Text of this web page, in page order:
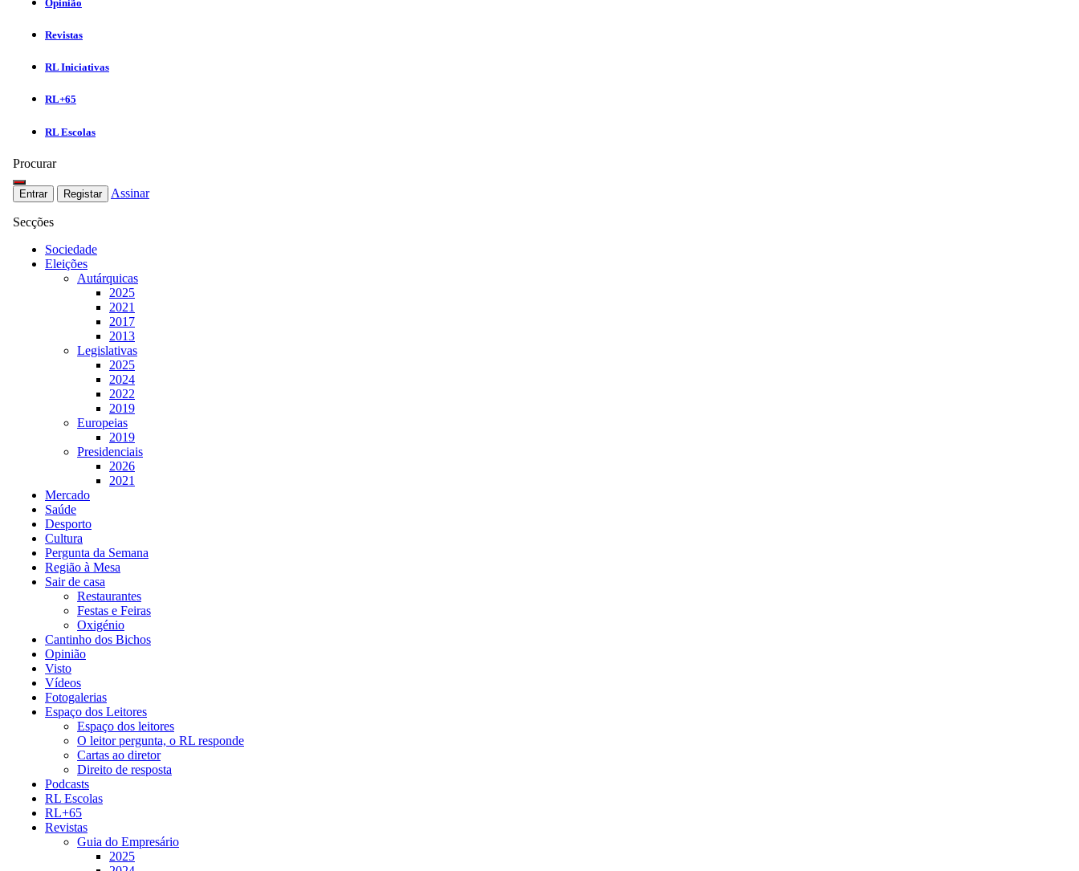
Opinião
Revistas
RL Iniciativas
RL+65
RL Escolas
Procurar
Entrar Registar Assinar
Secções
Sociedade
Eleições
Autárquicas
2025
2021
2017
2013
Legislativas
2025
2024
2022
2019
Europeias
2019
Presidenciais
2026
2021
Mercado
Saúde
Desporto
Cultura
Pergunta da Semana
Região à Mesa
Sair de casa
Restaurantes
Festas e Feiras
Oxigénio
Cantinho dos Bichos
Opinião
Visto
Vídeos
Fotogalerias
Espaço dos Leitores
Espaço dos leitores
O leitor pergunta, o RL responde
Cartas ao diretor
Direito de resposta
Podcasts
RL Escolas
RL+65
Revistas
Guia do Empresário
2025